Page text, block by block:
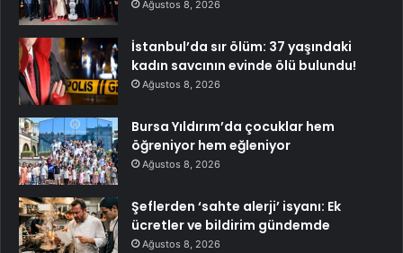
Ağustos 8, 2026
İstanbul’da sır ölüm: 37 yaşındaki
kadın savcının evinde ölü bulundu!
Ağustos 8, 2026
Bursa Yıldırım’da çocuklar hem
öğreniyor hem eğleniyor
Ağustos 8, 2026
Şeflerden ‘sahte alerji’ isyanı: Ek
ücretler ve bildirim gündemde
Ağustos 8, 2026